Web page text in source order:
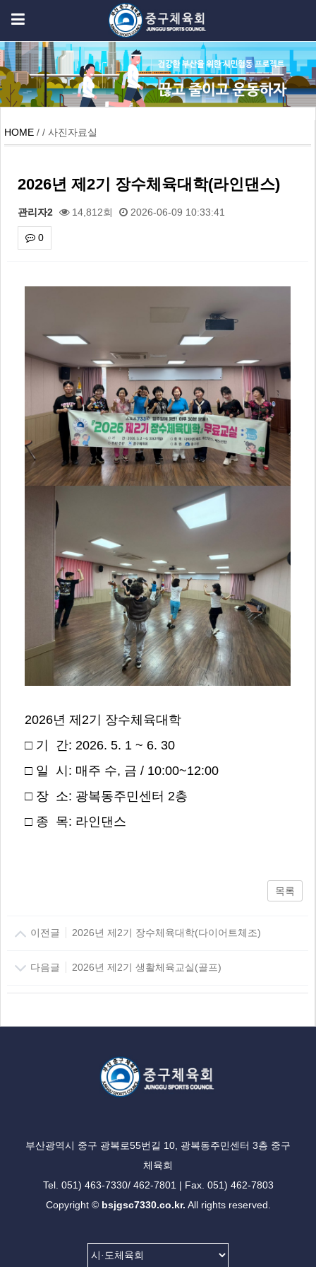
HOME / / 사진자료실
2026년 제2기 장수체육대학(라인댄스)
관리자2 14,812회 2026-06-09 10:33:41
0
2026년 제2기 장수체육대학
□ 기 간: 2026. 5. 1 ~ 6. 30
□ 일 시: 매주 수, 금 / 10:00~12:00
□ 장 소: 광복동주민센터 2층
□ 종 목: 라인댄스
목록
이전글 2026년 제2기 장수체육대학(다이어트체조)
다음글 2026년 제2기 생활체육교실(골프)
부산광역시 중구 광복로55번길 10, 광복동주민센터 3층 중구
체육회
Tel. 051) 463-7330/ 462-7801 | Fax. 051) 462-7803
Copyright © bsjgsc7330.co.kr. All rights reserved.